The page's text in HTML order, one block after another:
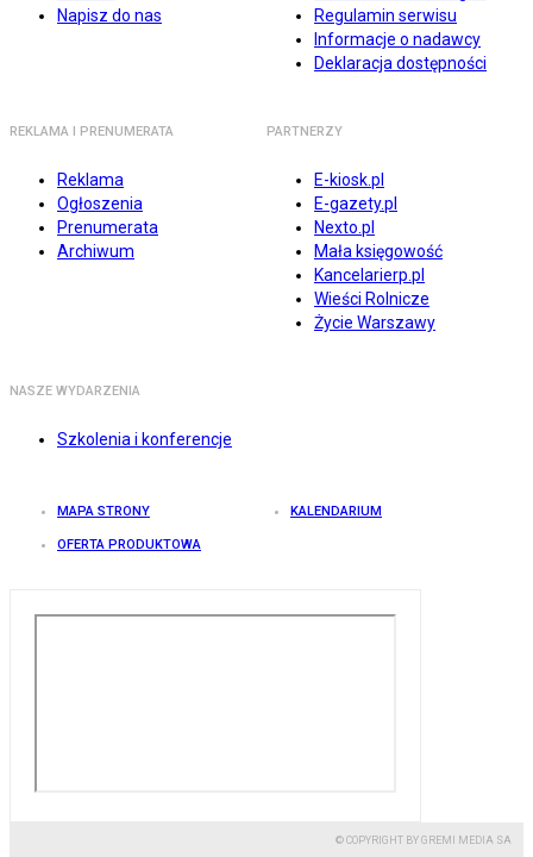
Napisz do nas
Regulamin serwisu
Informacje o nadawcy
Deklaracja dostępności
REKLAMA I PRENUMERATA
Reklama
Ogłoszenia
Prenumerata
Archiwum
PARTNERZY
E-kiosk.pl
E-gazety.pl
Nexto.pl
Mała księgowość
Kancelarierp.pl
Wieści Rolnicze
Życie Warszawy
NASZE WYDARZENIA
Szkolenia i konferencje
MAPA STRONY KALENDARIUM
OFERTA PRODUKTOWA
© COPYRIGHT BY GREMI MEDIA SA